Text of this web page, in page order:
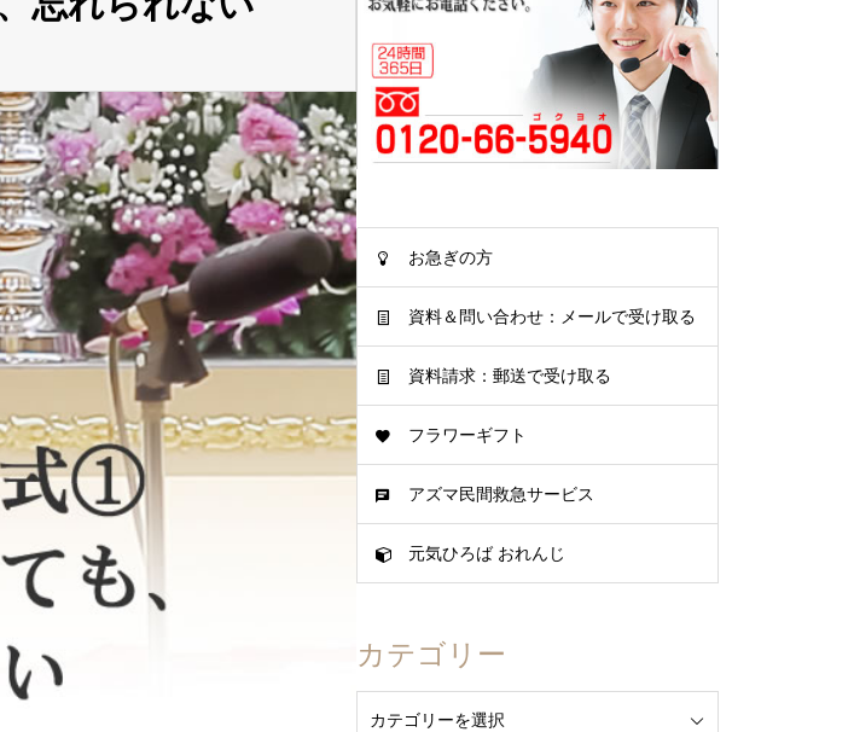
お急ぎの方
資料＆問い合わせ：メールで受け取る
資料請求：郵送で受け取る
フラワーギフト
アズマ民間救急サービス
元気ひろば おれんじ
カテゴリー